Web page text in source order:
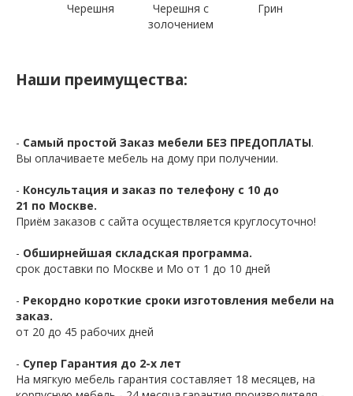
Черешня
Черешня с
золочением
Грин
Наши преимущества:
- Самый простой Заказ мебели БЕЗ ПРЕДОПЛАТЫ.
Вы оплачиваете мебель на дому при получении.
- Консультация и заказ по телефону с 10 до
21 по Москве.
Приём заказов с сайта осуществляется круглосуточно!
- Обширнейшая складская программа.
срок доставки по Москве и Мо от 1 до 10 дней
- Рекордно короткие сроки изготовления мебели на
заказ.
от 20 до 45 рабочих дней
- Супер Гарантия до 2-х лет
На мягкую мебель гарантия составляет 18 месяцев, на